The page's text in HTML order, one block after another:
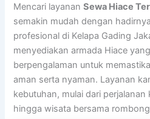
Mencari layananSewa Hiace
semakin mudah dengan
profesional di Kelapa Gading
menyediakan armada Hiace
berpengalaman untuk
aman serta nyaman. Layanan
kebutuhan, mulai dari perjalanan
hingga wisata bersama